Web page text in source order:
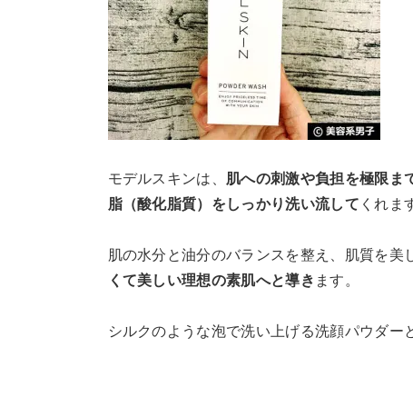
モデルスキンは、 肌への刺激や負担を極限ま
脂（酸化脂質）をしっかり洗い流して くれま
肌の水分と油分のバランスを整え、肌質を美
くて美しい理想の素肌へと導き ます。
シルクのような泡で洗い上げる洗顔パウダー